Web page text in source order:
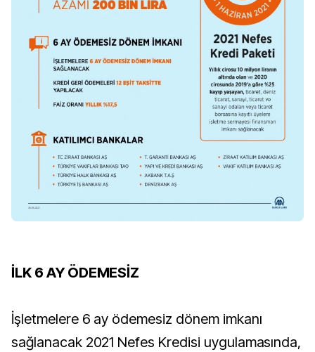
İLK 6 AY ÖDEMESİZ
İşletmelere 6 ay ödemesiz dönem imkanı
sağlanacak 2021 Nefes Kredisi uygulamasında,